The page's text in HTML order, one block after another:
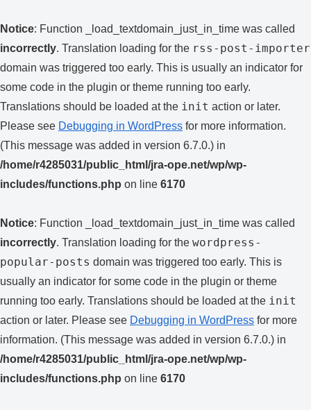
Notice: Function _load_textdomain_just_in_time was called
incorrectly. Translation loading for the rss-post-importer
domain was triggered too early. This is usually an indicator for
some code in the plugin or theme running too early.
Translations should be loaded at the init action or later.
Please see Debugging in WordPress for more information.
(This message was added in version 6.7.0.) in
/home/r4285031/public_html/jra-ope.net/wp/wp-
includes/functions.php on line 6170
Notice: Function _load_textdomain_just_in_time was called
incorrectly. Translation loading for the wordpress-
popular-posts domain was triggered too early. This is
usually an indicator for some code in the plugin or theme
running too early. Translations should be loaded at the init
action or later. Please see Debugging in WordPress for more
information. (This message was added in version 6.7.0.) in
/home/r4285031/public_html/jra-ope.net/wp/wp-
includes/functions.php on line 6170